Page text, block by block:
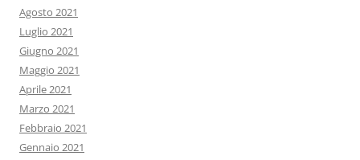
Agosto 2021
Luglio 2021
Giugno 2021
Maggio 2021
Aprile 2021
Marzo 2021
Febbraio 2021
Gennaio 2021